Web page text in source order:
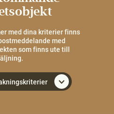
med dina kriterier finns
med
som finns ute till